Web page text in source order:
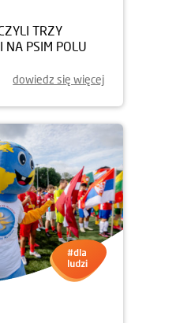
TRZY
NA PSIM POLU
dowiedz się więcej